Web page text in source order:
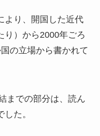
より、開国した近代
り）から2000年ごろ
の立場から書かれて
までの部分は、読ん
た。